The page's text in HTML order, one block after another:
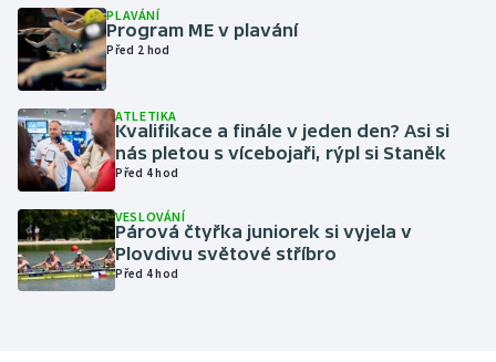
Lyže a snowboard
Moderní pětiboj
Motorsport
Parasport
PLAVÁNÍ
Program ME v plavání
Před 2 hod
ATLETIKA
Kvalifikace a finále v jeden den? Asi si
nás pletou s vícebojaři, rýpl si Staněk
Před 4 hod
VESLOVÁNÍ
Párová čtyřka juniorek si vyjela v
Plovdivu světové stříbro
Před 4 hod